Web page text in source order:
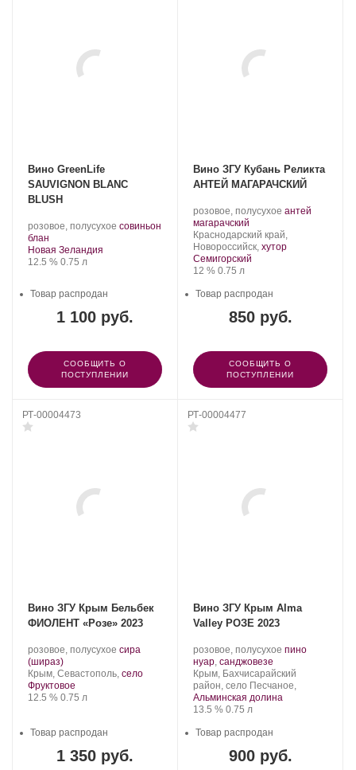
Вино GreenLife
SAUVIGNON BLANC
BLUSH
Производитель:
Les
Grands
Chais
розовое, полусухое .совиньон
блан
Регион:
Новая Зеландия
Крепость
12.5 %. Объем
0.75 л
1 100 руб.
Товар распродан
СООБЩИТЬ О
ПОСТУПЛЕНИИ
Вино ЗГУ Кубань Реликта
АНТЕЙ МАГАРАЧСКИЙ
Производитель:
Реликта.
розовое, полусухое .
винограда:
антей
магарачский
Регион:
Краснодарский край,
Новороссийск, хутор
Семигорский
Крепость
12 %. Объем
0.75 л
850 руб.
Товар распродан
СООБЩИТЬ О
ПОСТУПЛЕНИИ
РТ-00004473
Вино ЗГУ Крым Бельбек
ФИОЛЕНТ «Розе» 2023
Производитель:
Бельбек.
розовое, полусухое .
винограда:
сира
(шираз).
Регион:
Крым, Севастополь, село
Фруктовое
Крепость
12.5 %. Объем
0.75 л
1 350 руб.
Товар распродан
РТ-00004477
Вино ЗГУ Крым Alma
Valley РОЗЕ 2023
Производитель:
Alma
Valley.
розовое, полусухое .
винограда:
пино
нуар, санджовезе
Регион:
Крым, Бахчисарайский
район, село Песчаное,
Альминская долина
Крепость
13.5 %. Объем
0.75 л
900 руб.
Товар распродан